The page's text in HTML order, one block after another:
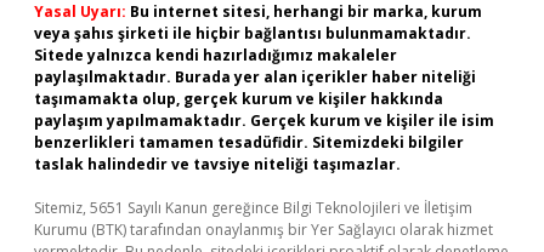
Yasal Uyarı: Bu internet sitesi, herhangi bir marka, kurum
veya şahıs şirketi ile hiçbir bağlantısı bulunmamaktadır.
Sitede yalnızca kendi hazırladığımız makaleler
paylaşılmaktadır. Burada yer alan içerikler haber niteliği
taşımamakta olup, gerçek kurum ve kişiler hakkında
paylaşım yapılmamaktadır. Gerçek kurum ve kişiler ile isim
benzerlikleri tamamen tesadüfidir. Sitemizdeki bilgiler
taslak halindedir ve tavsiye niteliği taşımazlar.
Sitemiz, 5651 Sayılı Kanun gereğince Bilgi Teknolojileri ve İletişim
Kurumu (BTK) tarafından onaylanmış bir Yer Sağlayıcı olarak hizmet